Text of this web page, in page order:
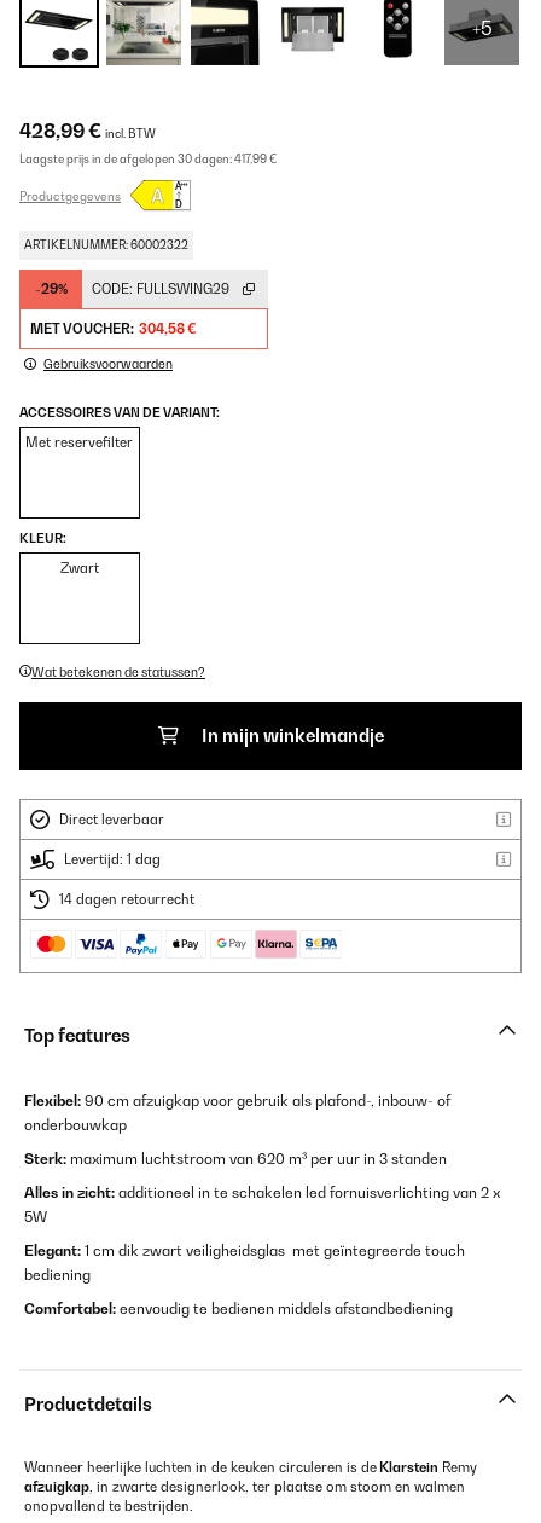
+5
428,99 € incl. BTW
Laagste prijs in de afgelopen 30 dagen:417,99 €
Productgegevens
ARTIKELNUMMER: 60002322
-29% CODE: FULLSWING29
MET VOUCHER: 304,58 €
Gebruiksvoorwaarden
ACCESSOIRES VAN DE VARIANT:
Met reservefilter
KLEUR:
Zwart
Wat betekenen de statussen?
In mijn winkelmandje
Direct leverbaar
Levertijd: 1 dag
14 dagen retourrecht
Top features
Flexibel: 90 cm afzuigkap voor gebruik als plafond-, inbouw- of
onderbouwkap
Sterk: maximum luchtstroom van 620 m³ per uur in 3 standen
Alles in zicht: additioneel in te schakelen led fornuisverlichting van 2 x
5W
Elegant: 1 cm dik zwart veiligheidsglas met geïntegreerde touch
bediening
Comfortabel: eenvoudig te bedienen middels afstandbediening
Productdetails
Wanneer heerlijke luchten in de keuken circuleren is de Klarstein Remy
afzuigkap, in zwarte designerlook, ter plaatse om stoom en walmen
onopvallend te bestrijden.